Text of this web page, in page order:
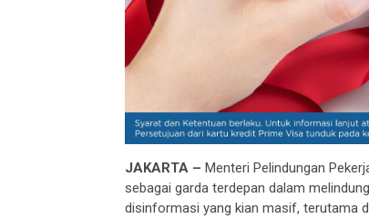
JAKARTA – Menteri Pelindungan
sebagai garda terdepan dalam
disinformasi yang kian masif, terutama